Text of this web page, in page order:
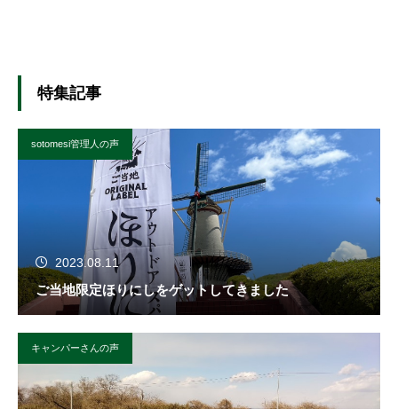
特集記事
sotomesi管理人の声
2023.08.11
ご当地限定ほりにしをゲットしてきました
キャンパーさんの声